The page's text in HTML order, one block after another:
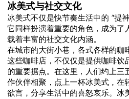
冰美式与社交文化
冰美式不仅是快节奏生活中的 “提
它同样扮演着重要的角色，成为了
载着丰富的社交文化内涵。
在城市的大街小巷，各式各样的咖
这些咖啡店，不仅仅是提供咖啡饮
的重要据点。在这里，人们约上三
作伙伴相聚，点上一杯冰美式，在
欲言，分享生活中的喜怒哀乐。冰